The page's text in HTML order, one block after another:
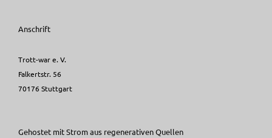
Anschrift
Trott-war e. V.
Falkertstr. 56
70176 Stuttgart
Gehostet mit Strom aus regenerativen Quellen